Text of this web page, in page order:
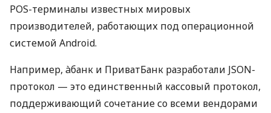
POS-терминалы известных мировых
производителей, работающих под операционной
системой Android.
Например, àбанк и ПриватБанк разработали JSON-
протокол — это единственный кассовый протокол,
поддерживающий сочетание со всеми вендорами